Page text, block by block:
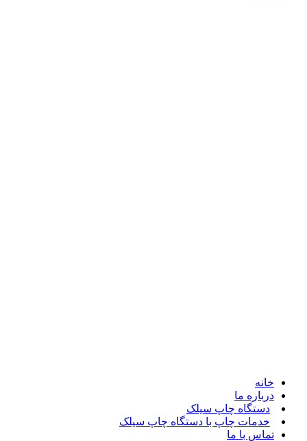
خانه
درباره ما
دستگاه چاپ سیلک
خدمات چاپ با دستگاه چاپ سیلک
تماس با ما